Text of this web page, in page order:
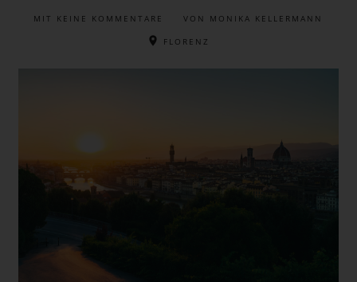
MIT KEINE KOMMENTARE VON MONIKA KELLERMANN
FLORENZ